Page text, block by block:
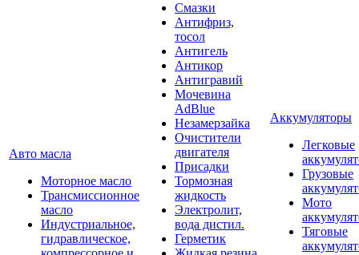
Авто масла
Моторное масло
Трансмиссионное
масло
Индустриальное,
гидравлическое,
Смазки
Антифриз,
тосол
Антигель
Антикор
Антигравий
Мочевина
AdBlue
Незамерзайка
Очистители
двигателя
Присадки
Тормозная
жидкость
Электролит,
вода дистил.
Герметик
Аккумуляторы
Легковые
Грузовые
Мото
Тяговые